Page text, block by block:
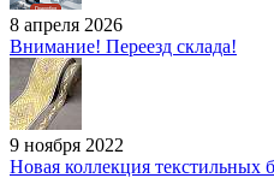
8 апреля 2026
Внимание! Переезд склада!
9 ноября 2022
Новая коллекция текстильных